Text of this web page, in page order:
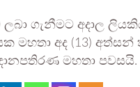
ලබා ගැනීමට අදාල
මහතා අද (13) අත්සන්
මහතා පවසයි.